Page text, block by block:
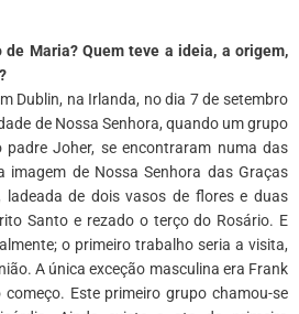
Maria? Quem teve a ideia, a origem,
Dublin, na Irlanda, no dia 7 de setembro
de Nossa Senhora, quando um grupo
Joher, se encontraram numa das
de Nossa Senhora das Graças
de dois vasos de flores e duas
Santo e rezado o terço do Rosário. E
o primeiro trabalho seria a visita,
A única exceção masculina era Frank
Este primeiro grupo chamou-se